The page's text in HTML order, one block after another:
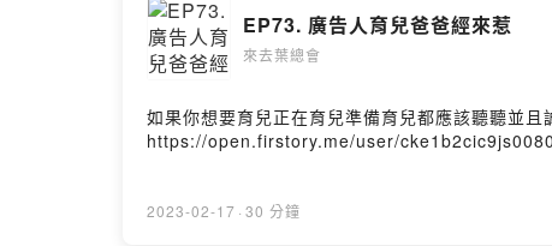
EP73. 廣告人育兒爸爸經來惹
來去葉總會
如果你想要育兒正在育兒準備育兒都應該聽聽並
https://open.firstory.me/user/
2023-02-17 · 30 分鐘